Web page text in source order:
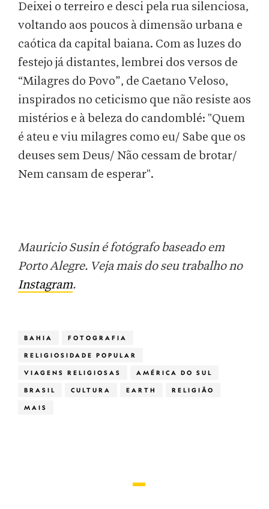
Deixei o terreiro e desci pela rua silenciosa,
voltando aos poucos à dimensão urbana e
caótica da capital baiana. Com as luzes do
festejo já distantes, lembrei dos versos de
“Milagres do Povo”, de Caetano Veloso,
inspirados no ceticismo que não resiste aos
mistérios e à beleza do candomblé: "Quem
é ateu e viu milagres como eu/ Sabe que os
deuses sem Deus/ Não cessam de brotar/
Nem cansam de esperar".
Mauricio Susin é fotógrafo baseado em
Porto Alegre. Veja mais do seu trabalho no
Instagram.
BAHIA FOTOGRAFIA
RELIGIOSIDADE POPULAR
VIAGENS RELIGIOSAS AMÉRICA DO SUL
BRASIL CULTURA EARTH RELIGIÃO
MAIS